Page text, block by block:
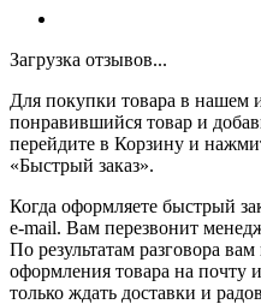
Загрузка отзывов...
Для покупки товара в нашем
понравившийся товар и
перейдите в Корзину и
«Быстрый заказ».
Когда оформляете быстрый
e-mail. Вам перезвонит
По результатам разговора
оформления товара на почту
только ждать доставки и